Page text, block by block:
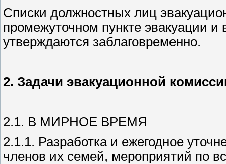
Списки должностных лиц
промежуточном пункте эвакуации и
утверждаются заблаговременно.
2. Задачи эвакуационной
2.1. В МИРНОЕ ВРЕМЯ
2.1.1. Разработка и ежегодное
членов их семей, мероприятий по